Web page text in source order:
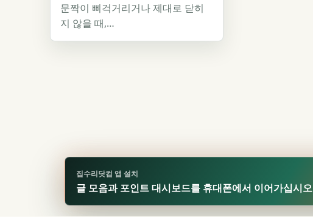
문짝이 삐걱거리거나 제대로 닫히
지 않을 때,…
집수리닷컴 앱 설치
글 모음과 포인트 대시보드를 휴대폰에서 이어가십시오